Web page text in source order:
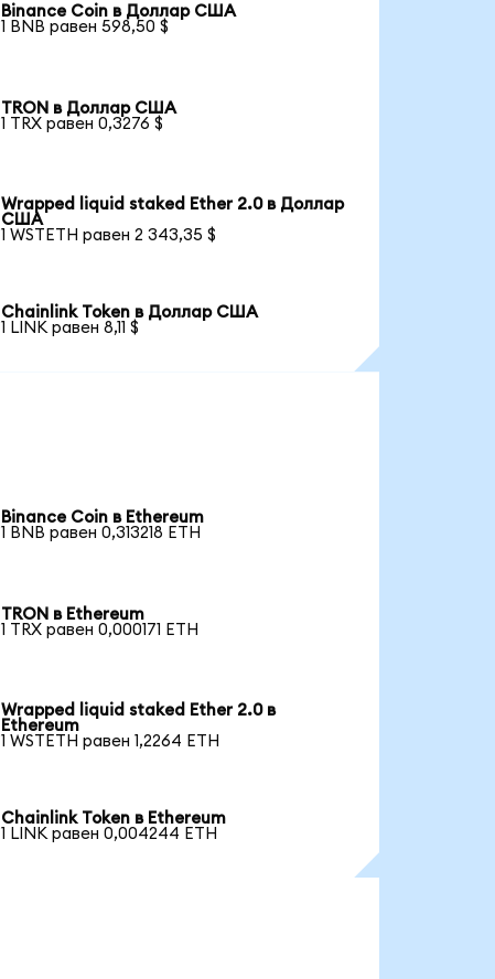
Binance Coin в Доллар США
1 BNB равен 598,50 $
TRON в Доллар США
1 TRX равен 0,3276 $
Wrapped liquid staked Ether 2.0 в Доллар
США
1 WSTETH равен 2 343,35 $
Chainlink Token в Доллар США
1 LINK равен 8,11 $
Binance Coin в Ethereum
1 BNB равен 0,313218 ETH
TRON в Ethereum
1 TRX равен 0,000171 ETH
Wrapped liquid staked Ether 2.0 в
Ethereum
1 WSTETH равен 1,2264 ETH
Chainlink Token в Ethereum
1 LINK равен 0,004244 ETH